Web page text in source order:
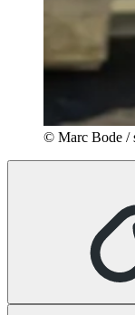
© Marc Bode /